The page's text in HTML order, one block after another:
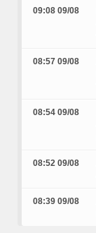
09:08 09/08
08:57 09/08
08:54 09/08
08:52 09/08
08:39 09/08